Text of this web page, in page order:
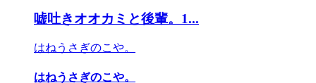
嘘吐きオオカミと後輩。1...
はねうさぎのこや。
はねうさぎのこや。